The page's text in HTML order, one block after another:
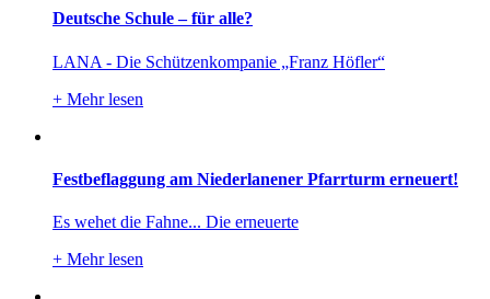
Deutsche Schule – für alle?
LANA - Die Schützenkompanie „Franz Höfler“
+ Mehr lesen
Festbeflaggung am Niederlanener Pfarrturm erneuert!
Es wehet die Fahne... Die erneuerte
+ Mehr lesen